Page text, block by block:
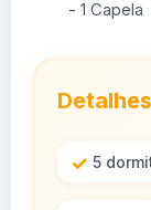
- 1 Capela
5